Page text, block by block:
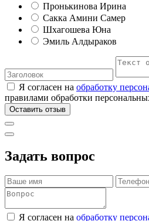
Пронькинова Ирина
Сакка Амини Самер
Шхагошева Юна
Эмиль Алдыраков
Я согласен на обработку
правилами обработки
Оставить отзыв
Задать вопрос
Я согласен на обработку